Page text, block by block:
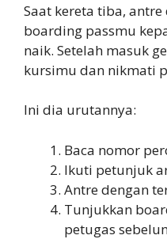
Saat kereta tiba,
boarding passmu
naik. Setelah masuk
kursimu dan nikmati
Ini dia urutannya:
Baca nomor
Ikuti petunjuk
Antre dengan
Tunjukkan
petugas